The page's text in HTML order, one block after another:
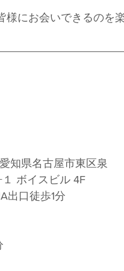
様にお会いできるのを
知県名古屋市東区泉
１ ボイスビル 4F
出口徒歩1分